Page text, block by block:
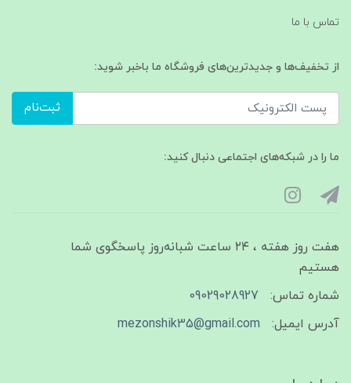
تماس با ما
از تخفیف‌ها و جدیدترین‌های فروشگاه ما باخبر شوید:
ثبت‌نام
ما را در شبکه‌های اجتماعی دنبال کنید:
هفت روز هفته ، ۲۴ ساعت شبانه‌روز پاسخگوی شما
هستیم
شماره تماس:
09029028927
آدرس ایمیل:
mezonshik35@gmail.com